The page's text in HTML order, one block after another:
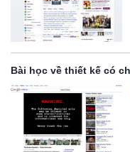
Bài học về thiết kế có